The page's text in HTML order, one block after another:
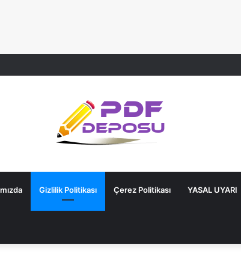
Gizlilik Politikası Çerez Politikası YASAL UYARI